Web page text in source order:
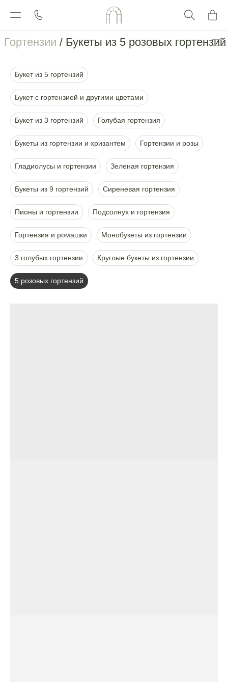
Гортензии / Букеты из 5 розовых гортензий
Букет из 5 гортензий
Букет с гортензией и другими цветами
Букет из 3 гортензий Голубая гортензия
Букеты из гортензии и хризантем Гортензии и розы
Гладиолусы и гортензии Зеленая гортензия
Букеты из 9 гортензий Сиреневая гортензия
Пионы и гортензии Подсолнух и гортензия
Гортензия и ромашки Монобукеты из гортензии
3 голубых гортензии Круглые букеты из гортензии
5 розовых гортензий